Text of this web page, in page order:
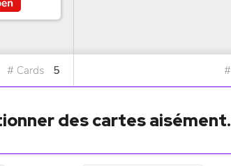
des cartes aisément.